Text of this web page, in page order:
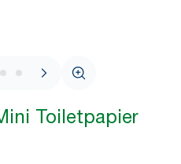
Toiletpapier